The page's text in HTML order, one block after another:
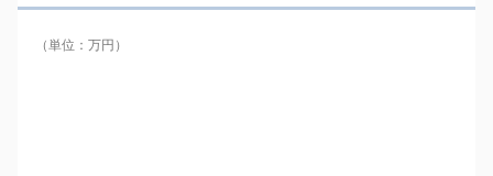
（単位：万円）